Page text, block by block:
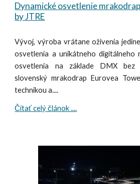
Dynamické osvetlenie
by JTRE
Vývoj, výroba vrátane oživenia
osvetlenia a unikátneho digitálneho
osvetlenia na základe DMX
slovenský mrakodrap Eurovea
technikou a....
Čítať celý článok ....